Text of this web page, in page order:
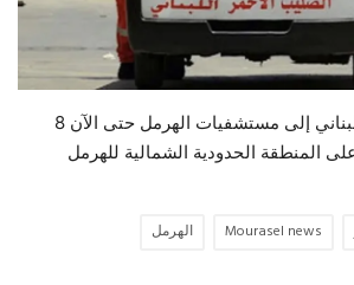
نقل الصليب الأحمر اللبناني إلى مستشفيات ‎الهرمل حتى الآن 8
المنطقة الحدودية الشمالية للهرمل
Mourasel news الهرمل